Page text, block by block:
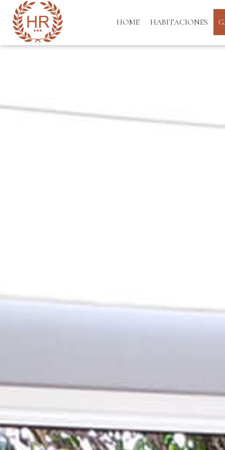
HOME HABITACIONES